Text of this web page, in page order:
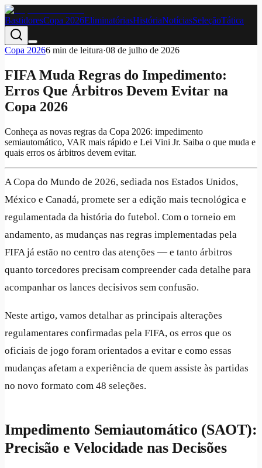
BastidoresCopa 2026EliminatóriasHistóriaNotíciasSeleçãoTática
Copa 20266 min de leitura·08 de julho de 2026
FIFA Muda Regras do Impedimento:
Erros Que Árbitros Devem Evitar na
Copa 2026
Conheça as novas regras da Copa 2026: impedimento
semiautomático, VAR mais rápido e Lei Vini Jr. Saiba o que muda e
quais erros os árbitros devem evitar.
A Copa do Mundo de 2026, sediada nos Estados Unidos,
México e Canadá, promete ser a edição mais tecnológica e
regulamentada da história do futebol. Com o torneio em
andamento, as mudanças nas regras implementadas pela
FIFA já estão no centro das atenções — e tanto árbitros
quanto torcedores precisam compreender cada detalhe para
acompanhar os lances decisivos sem confusão.
Neste artigo, vamos detalhar as principais alterações
regulamentares confirmadas pela FIFA, os erros que os
oficiais de jogo foram orientados a evitar e como essas
mudanças afetam a experiência de quem assiste às partidas
no novo formato com 48 seleções.
Impedimento Semiautomático (SAOT):
Precisão e Velocidade nas Decisões